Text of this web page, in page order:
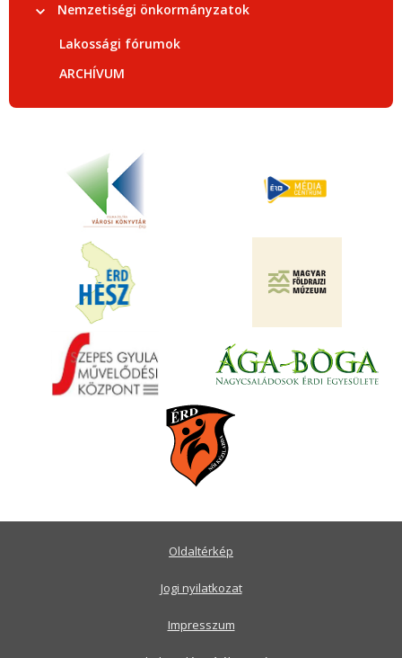
Nemzetiségi önkormányzatok
Lakossági fórumok
ARCHÍVUM
Oldaltérkép
Jogi nyilatkozat
Impresszum